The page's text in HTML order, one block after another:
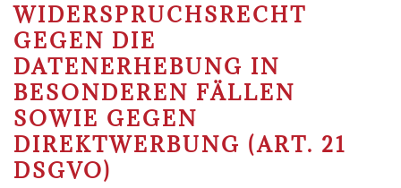
WIDERSPRUCHSRECHT
GEGEN DIE
DATENERHEBUNG IN
BESONDEREN FÄLLEN
SOWIE GEGEN
DIREKTWERBUNG (ART. 21
DSGVO)